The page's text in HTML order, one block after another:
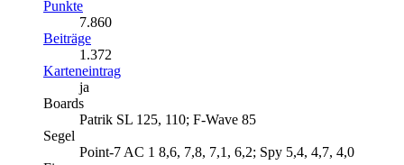
Punkte
7.860
Beiträge
1.372
Karteneintrag
ja
Boards
Patrik SL 125, 110; F-Wave 85
Segel
Point-7 AC 1 8,6, 7,8, 7,1, 6,2; Spy 5,4, 4,7, 4,0